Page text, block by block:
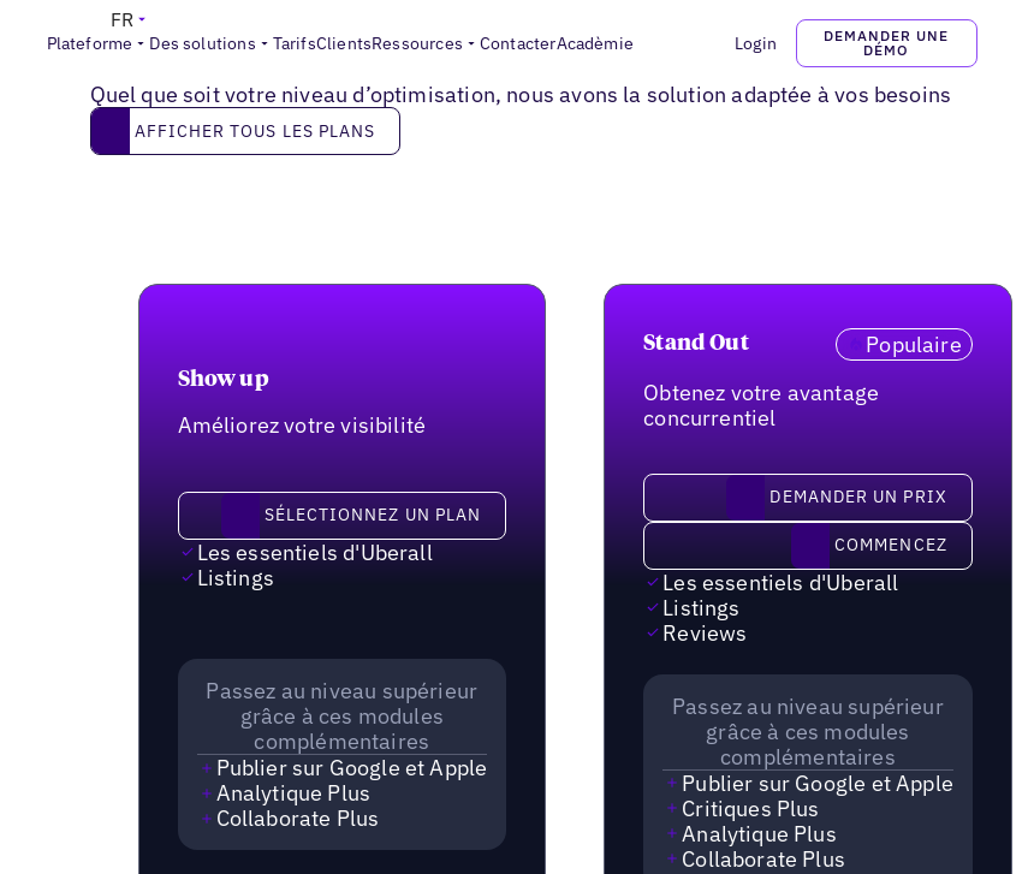
Plateforme Des solutions TarifsClientsRessources ContacterAcadèmie Login
DEMANDER UNE
DÉMO
FR
TARIFICATION
Quel que soit votre niveau d’optimisation, nous avons la solution adaptée à vos besoins
Afficher tous les plans
AFFICHER TOUS LES PLANS
Show up
Améliorez votre visibilité
Sélectionnez un plan
SÉLECTIONNEZ UN PLAN
Les essentiels d'Uberall
Listings
Passez au niveau supérieur
grâce à ces modules
complémentaires
Publier sur Google et Apple
Analytique Plus
Collaborate Plus
Stand Out
Populaire
Obtenez votre avantage
concurrentiel
demander un prixDEMANDER UN PRIX
Commencez COMMENCEZ
Les essentiels d'Uberall
Listings
Reviews
Passez au niveau supérieur
grâce à ces modules
complémentaires
Publier sur Google et Apple
Critiques Plus
Analytique Plus
Collaborate Plus